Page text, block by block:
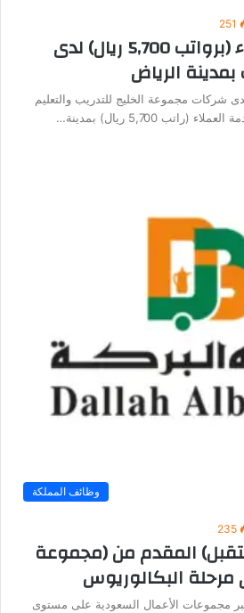
251
وظائف خدمة عملاء (برواتب 5,700 ريال) لدى
الرياض
شركات مجموعة الخليج للتدريب والتعليم
5,700 ريال) بمدينة…
وظائف المملكة
235
المقدم من (مجموعة
مرحلة البكالوريوس
مجموعات الأعمال السعودية على مستوى